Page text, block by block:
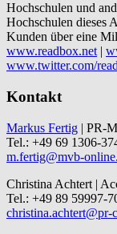
Hochschulen und
Hochschulen dieses
Kunden über eine
www.readbox.net |
www.twitter.com/
Kontakt
Markus Fertig | PR-
Tel.: +49 69 1306-
m.fertig@mvb-
Christina Achtert |
Tel.: +49 89 59997-
christina.achtert@pr-